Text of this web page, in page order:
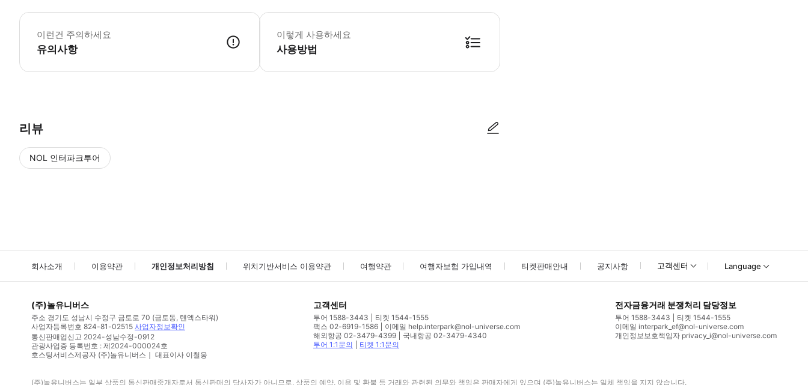
이런건 주의하세요
유의사항
어린이 규정 - 6세 미만 어린이는 무료이지만 별도의 지정 좌석이 제공되지는 않습니다. 유료 성인 한 명당 6세 미만 어린이 한 명을 동반할 수 있습니다. -
이렇게 사용하세요
사용방법
리뷰
NOL 인터파크투어
회사소개 이용약관 개인정보처리방침 위치기반서비스 이용약관 여행약관 여행자보험 가입내역 티켓판매안내 공지사항 고객센터 Language
(주)놀유니버스
주소 경기도 성남시 수정구 금토로 70 (금토동, 텐엑스타워)
사업자등록번호 824-81-02515 사업자정보확인
통신판매업신고 2024-성남수정-0912
관광사업증 등록번호 : 제2024-000024호
호스팅서비스제공자 (주)놀유니버스｜ 대표이사 이철웅
고객센터
투어 1588-3443
티켓 1544-1555
팩스 02-6919-1586
이메일 help.interpark@nol-universe.com
해외항공 02-3479-4399
국내항공 02-3479-4340
투어 1:1문의
티켓 1:1문의
전자금융거래 분쟁처리 담당정보
투어 1588-3443
티켓 1544-1555
이메일 interpark_ef@nol-universe.com
개인정보보호책임자 privacy_i@nol-universe.com
(주)놀유니버스는 일부 상품의 통신판매중개자로서 통신판매의 당사자가 아니므로, 상품의 예약, 이용 및 환불 등 거래와 관련된 의무와 책임은 판매자에게 있으며 (주)놀유니버스는 일체 책임을 지지 않습니다.